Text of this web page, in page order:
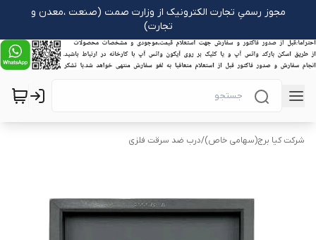
مجوز رسمیِ تجارت الکترونیک از وزارت صمت (صنعت ،معدن و
تجارت)
شرکت کیا برج(سهامی خاص)/درب ضد سرقت فلزی